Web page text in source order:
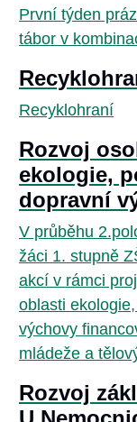
První týden
tábor v
Recyklohraní
Rozvoj
ekologie,
dopravní
V průběhu
žáci 1. stupně
akcí v rámci
oblasti
výchovy
mládeže a
Rozvoj